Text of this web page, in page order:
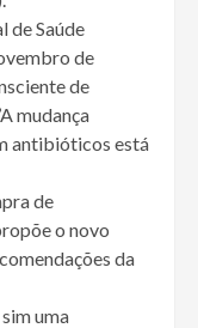
de Saúde
de
de
mudança
antibióticos está
de
o novo
da
uma